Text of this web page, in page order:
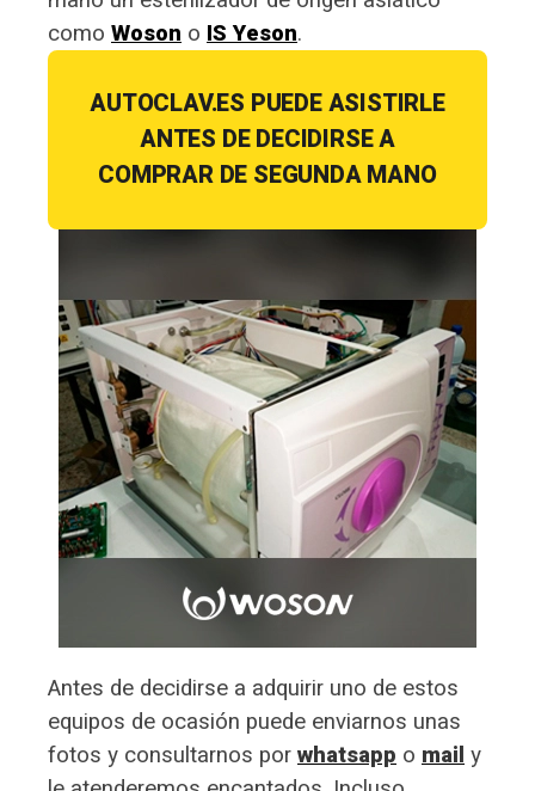
como Woson o IS Yeson.
AUTOCLAV.ES PUEDE ASISTIRLE
ANTES DE DECIDIRSE A
COMPRAR DE SEGUNDA MANO
Antes de decidirse a adquirir uno de estos
equipos de ocasión puede enviarnos unas
fotos y consultarnos porwhatsapp o maily